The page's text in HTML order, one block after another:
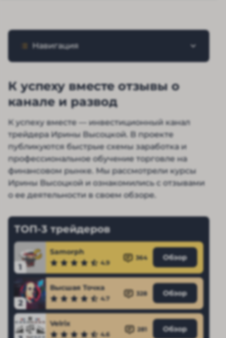
Навигация
К успеху вместе отзывы о
канале и развод
К успеху вместе — инвестиционный канал
трейдера Ирины Высоцкой. В проекте
публикуются быстрые схемы заработка и
профессиональное обучение торговле на
финансовом рынке. Мы рассмотрели курсы
Ирины Высоцкой и ознакомились с отзывами
о ее деятельности в своем обзоре.
ТОП-3 трейдеров
1
Samorph
4.9
364 Обзор
2
Высшая Точка
4.7
328 Обзор
Velrix
4.6
281 Обзор